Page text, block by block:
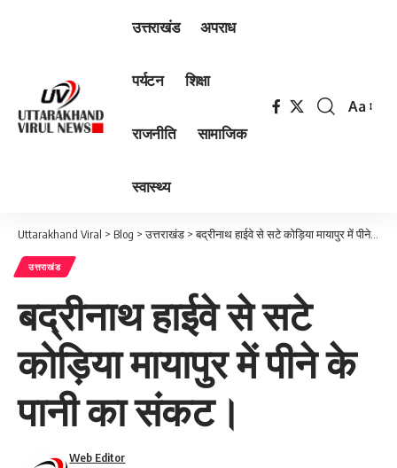
उत्तराखंड अपराध
पर्यटन शिक्षा
राजनीति सामाजिक
स्वास्थ्य
Font
Aa
Uttarakhand Viral > Blog >उत्तराखंड >बद्रीनाथ हाईवे से सटे कोड़िया मायापुर में पीने के पानी का संकट।
उत्तराखंड
बद्रीनाथ हाईवे से सटे
कोड़िया मायापुर में पीने के
पानी का संकट।
Web Editor